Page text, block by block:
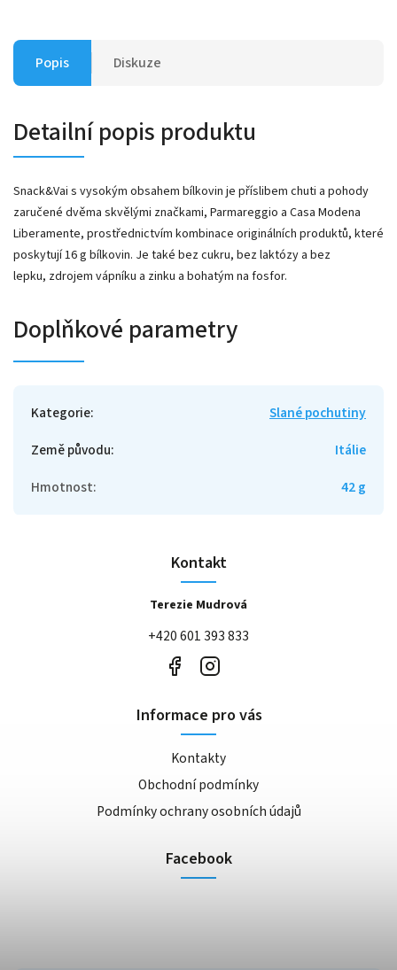
Popis Diskuze
Detailní popis produktu
Snack&Vai s vysokým obsahem bílkovin je příslibem chuti a pohody
zaručené dvěma skvělými značkami, Parmareggio a Casa Modena
Liberamente, prostřednictvím kombinace originálních produktů, které
poskytují 16 g bílkovin. Je také bez cukru, bez laktózy a bez
lepku, zdrojem vápníku a zinku a bohatým na fosfor.
Doplňkové parametry
Kategorie:
Slané pochutiny
Země původu:
Itálie
Hmotnost: 42 g
Kontakt
Terezie Mudrová
+420 601 393 833
Informace pro vás
Kontakty
Obchodní podmínky
Podmínky ochrany osobních údajů
Facebook